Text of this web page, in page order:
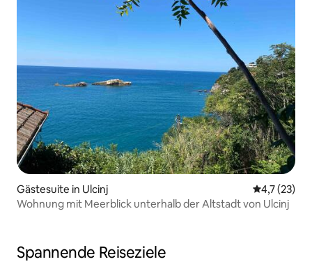
Gästesuite in Ulcinj
4,7 (23)
Wohnung mit Meerblick unterhalb der Altstadt von Ulcinj
Spannende Reiseziele